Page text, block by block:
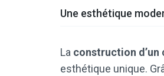
Une esthétique
La construction
esthétique unique.